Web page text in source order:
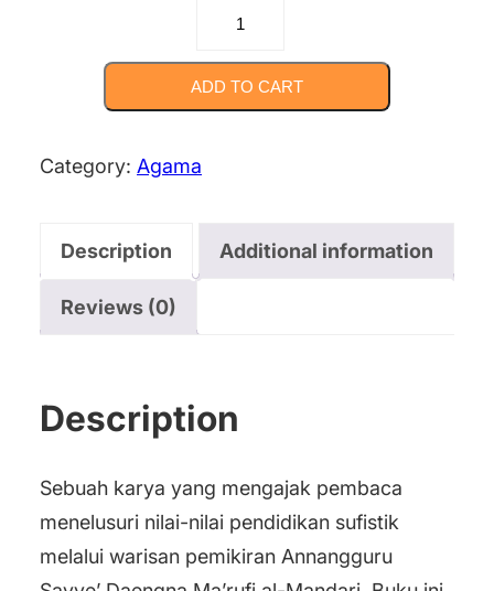
"Sekolah
Mengenal
Tuhan":
Sufistik
Annangguru
Sayye'
Mandari
ADD TO CART
Category: Agama
Description Additional information
Reviews (0)
Description
Sebuah karya yang mengajak pembaca
menelusuri nilai-nilai pendidikan sufistik
melalui warisan pemikiran Annangguru